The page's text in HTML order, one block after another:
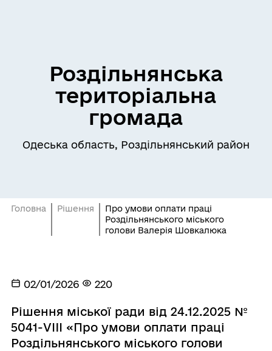
Роздільнянська
територіальна
громада
Одеська область, Роздільнянський район
Головна Рішення
Про умови оплати праці
Роздільнянського міського
голови Валерія Шовкалюка
02/01/2026 220
Рішення міської ради від 24.12.2025 №
5041-VIII «Про умови оплати праці
Роздільнянського міського голови